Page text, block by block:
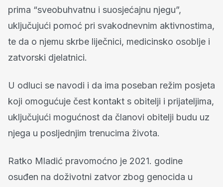
prima “sveobuhvatnu i suosjećajnu njegu”,
uključujući pomoć pri svakodnevnim aktivnostima,
te da o njemu skrbe liječnici, medicinsko osoblje i
zatvorski djelatnici.
U odluci se navodi i da ima poseban režim posjeta
koji omogućuje čest kontakt s obitelji i prijateljima,
uključujući mogućnost da članovi obitelji budu uz
njega u posljednjim trenucima života.
Ratko Mladić pravomoćno je 2021. godine
osuđen na doživotni zatvor zbog genocida u